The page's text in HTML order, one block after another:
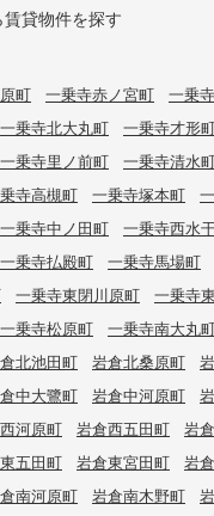
貸物件を探す
町 一乗寺赤ノ宮町
一乗
一乗寺北大丸町 一乗寺才形
一乗寺里ノ前町 一乗寺清水
寺高槻町 一乗寺塚本町
一乗寺中ノ田町 一乗寺西水
一乗寺払殿町 一乗寺馬場町
一乗寺東閉川原町
一乗寺
一乗寺松原町 一乗寺南大丸
北池田町 岩倉北桑原町
中大鷺町 岩倉中河原町
河原町 岩倉西五田町 岩
五田町 岩倉東宮田町 岩
南河原町 岩倉南木野町